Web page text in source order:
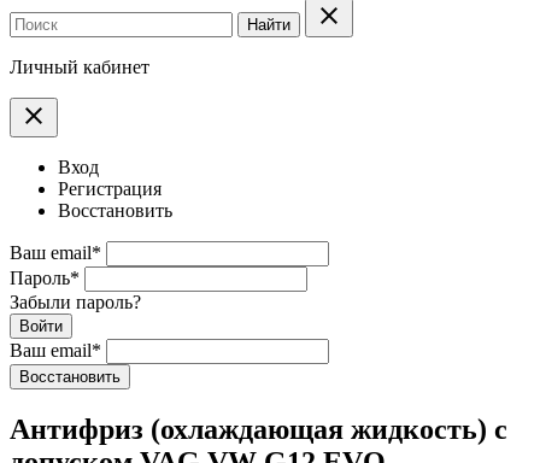
Найти clear
Личный кабинет
clear
Вход
Регистрация
Восстановить
Ваш email*
Пароль*
Забыли пароль?
Войти
Ваш email*
Воcстановить
Антифриз (охлаждающая жидкость) с